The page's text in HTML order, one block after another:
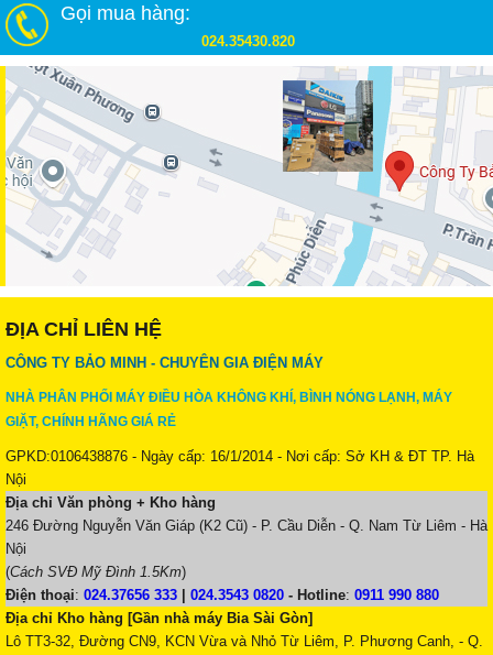
Gọi mua hàng:
024.35430.820
ĐỊA CHỈ LIÊN HỆ
CÔNG TY BẢO MINH - CHUYÊN GIA ĐIỆN MÁY
NHÀ PHÂN PHỐI MÁY ĐIỀU HÒA KHÔNG KHÍ, BÌNH NÓNG LẠNH, MÁY
GIẶT, CHÍNH HÃNG GIÁ RẺ
GPKD:0106438876 - Ngày cấp: 16/1/2014 - Nơi cấp: Sở KH & ĐT TP. Hà
Nội
Địa chỉ Văn phòng + Kho hàng
246 Đường Nguyễn Văn Giáp (K2 Cũ) - P. Cầu Diễn - Q. Nam Từ Liêm - Hà
Nội
(Cách SVĐ Mỹ Đình 1.5Km)
Điện thoại: 024.37656 333 024.3543 0820 - Hotline: 0911 990 880
Địa chỉ Kho hàng [Gần nhà máy Bia Sài Gòn]
Lô TT3-32, Đường CN9, KCN Vừa và Nhỏ Từ Liêm, P. Phương Canh, - Q.